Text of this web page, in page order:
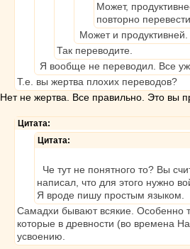
Может,
повторно
Может и продуктивней.
Так переводите.
Я вообще не переводил. Все
Т.е. вы жертва плохих переводов?
Нет не жертва. Все правильно. Это вы
Цитата:
Цитата:
Че тут не понятного то? Вы
написал, что для этого нужно
Я вроде пишу простым языком.
Самадхи бывают всякие. Особенно
которые в древности (во времена
усвоению.